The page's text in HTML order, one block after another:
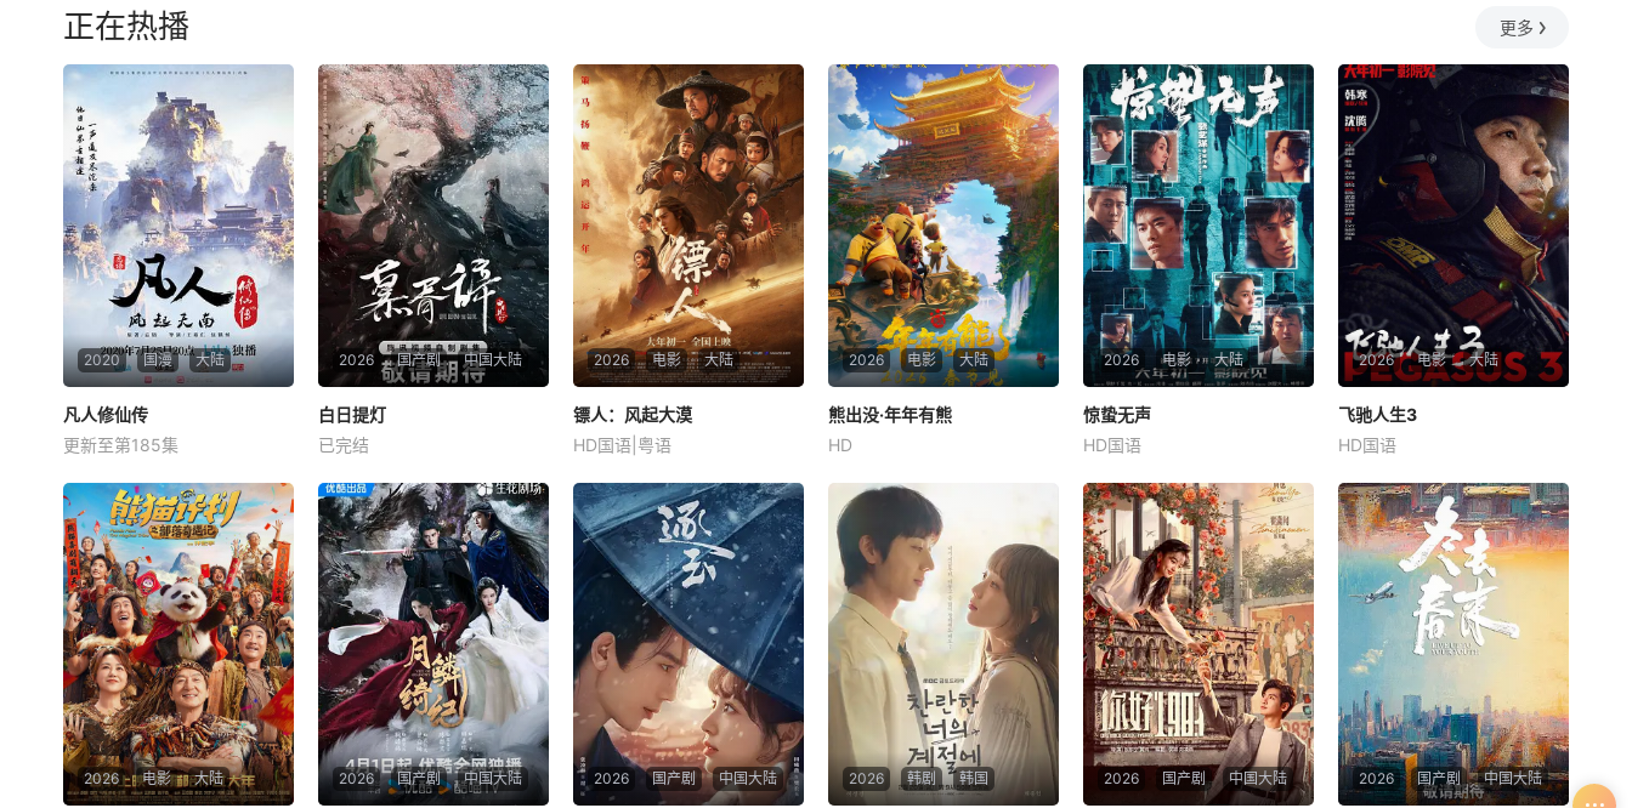
兵学院联合举办的小型军事演
习中，郭子剑因不满演习流于
任396旅一营营长。他激发官
兵血性，赢得信任，但在一次
对抗中由于失误，
憧憬未来。为此，苏琳苦练口
语并争取到了英文朗诵剧中小
美人鱼的角色，却不想遭到同
学马娜（段钰 饰
其家族遭灭顶之灾。经年重
逢，二人暗生情愫，但任素素
为救他人，毅然假死遁逃，留
慕容清峄沉沦于失
欢。”那个夜晚，他脸颊微
热，还听见自己加速的心跳
声……
晞 饰）强强联手，携手霍仙姑
险奇局。一桩401部队的神秘
失踪事件，牵出百年尘封的惊
天秘辛。生死抉择、兄弟之
情、门派担当与
正在热播 更多
2020 国漫 大陆
凡人修仙传
钱文青 杨天翔
平凡少年韩立出生贫困，
为了让家人过上更好的生活，
自愿前去七玄门参加入门考
核，最终被墨大夫收入门下。
墨大夫一开始对韩立悉心
培养、传授医术，让韩立对他
非常感激，但随着一同入门的
弟子张铁失踪，韩立才
凡人修仙传
更新至第185集
2026 国产剧 中国大陆
白日提灯
改编自黎青燃小说《白日提
灯》。 &amp;nbsp; &amp;nb
sp; &amp;nbsp; &amp;nbsp;
&amp;nbsp; &amp;nbsp; &a
mp;nbsp; &amp;nbsp; &amp;
nbsp; &amp;nbsp; &amp;nbs
p; &amp;nbsp;
白日提灯
已完结
2026 电影 大陆
镖人：风起大漠
吴京 谢霆锋
&amp;nbsp;大漠之上，镖
人、官府、西域五大家族等多
方势力盘根错节、暗潮涌动。
“天字第二号逃犯”刀马接下特
殊押镖任务，和同伴一起从西
域护镖远赴长安。不料，他们
的护送对象竟是“天字第一号
逃犯”知世郎……天
镖人：风起大漠
HD国语|粤语
2026 电影 大陆
熊出没·年年有熊
&amp;nbsp;熊大曾是森林里
的“老大哥”，直到一个不速之
客到来，它将自己神力传给了
熊强，熊大变成了三人组合内
能力最弱者。为了改变现状，
他步入了反派陷阱，引发了毁
天灭地的危机......
熊出没·年年有熊
HD
2026 电影 大陆
惊蛰无声
易烊千玺
&amp;nbsp;你看不见的地
方，谍战从未停止交锋！我国
最新战机的涉密信息外泄，国
家安全面临威胁，国安小组迅
速行动抓捕间谍，在信任与背
叛的漩涡中，一场惊心博弈悄
然上演……
惊蛰无声
HD国语
2026 电影 大陆
飞驰人生3
沈腾
&amp;nbsp;巴音布鲁克最后
一站收官后，张驰（沈腾 饰）
受邀作为车队主教练征战全新
赛事“沐尘100拉力赛”，“野生
车手”走上国际舞台！面对高
手如云的全新赛道，孙宇强
（尹正 饰）、记星（张本煜
饰）一如既
飞驰人生3
HD国语
2026 电影 大陆 2026 国产剧 中国大陆 2026 国产剧 中国大陆 2026 韩剧 韩国 2026 国产剧 中国大陆 2026 国产剧 中国大陆